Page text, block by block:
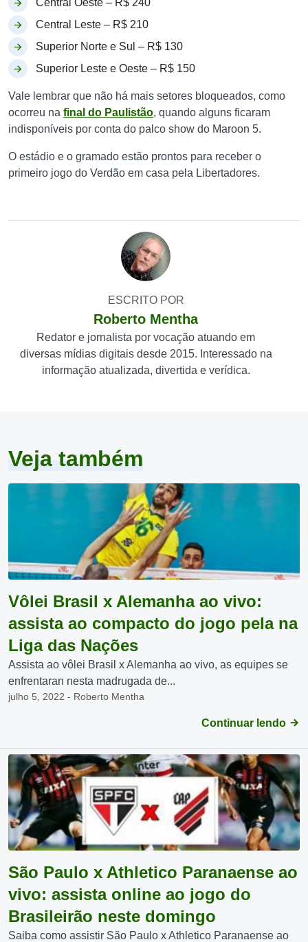
Central Oeste – R$ 240
Central Leste – R$ 210
Superior Norte e Sul – R$ 130
Superior Leste e Oeste – R$ 150
Vale lembrar que não há mais setores bloqueados, como
ocorreu na final do Paulistão, quando alguns ficaram
indisponíveis por conta do palco show do Maroon 5.
O estádio e o gramado estão prontos para receber o
primeiro jogo do Verdão em casa pela Libertadores.
ESCRITO POR
Roberto Mentha
Redator e jornalista por vocação atuando em
diversas mídias digitais desde 2015. Interessado na
informação atualizada, divertida e verídica.
Veja também
Vôlei Brasil x Alemanha ao vivo:
assista ao compacto do jogo pela na
Liga das Nações
Assista ao vôlei Brasil x Alemanha ao vivo, as equipes se
enfrentaran nesta madrugada de...
julho 5, 2022 - Roberto Mentha
Continuar lendo
São Paulo x Athletico Paranaense ao
vivo: assista online ao jogo do
Brasileirão neste domingo
Saiba como assistir São Paulo x Athletico Paranaense ao